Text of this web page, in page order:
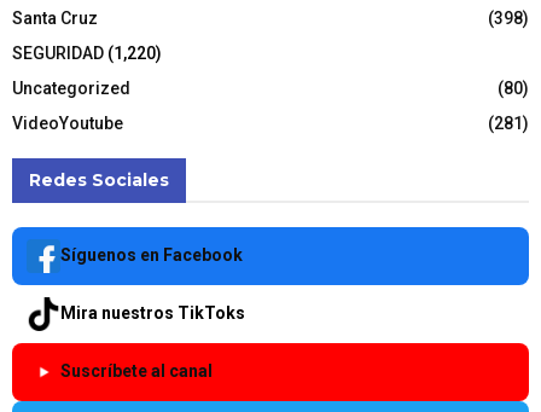
Santa Cruz
(398)
SEGURIDAD (1,220)
Uncategorized
(80)
VideoYoutube
(281)
Redes Sociales
Síguenos en Facebook
Mira nuestros TikToks
Suscríbete al canal